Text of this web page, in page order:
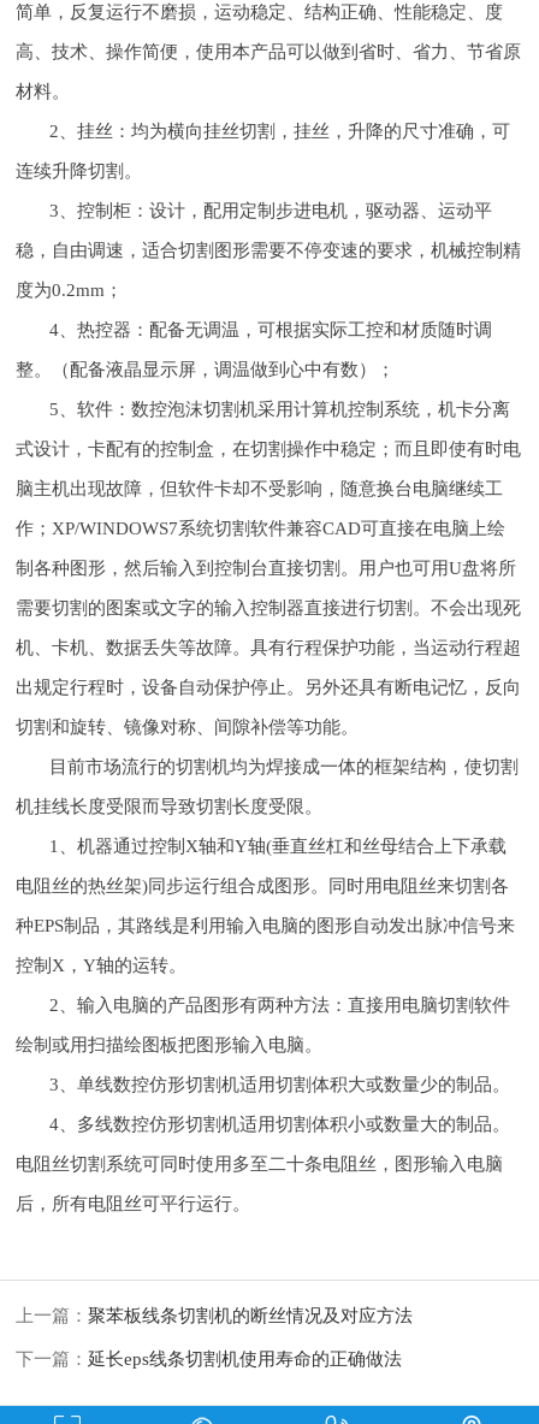
简单，反复运行不磨损，运动稳定、结构正确、性能稳定、度
高、技术、操作简便，使用本产品可以做到省时、省力、节省原
材料。
2、挂丝：均为横向挂丝切割，挂丝，升降的尺寸准确，可
连续升降切割。
3、控制柜：设计，配用定制步进电机，驱动器、运动平
稳，自由调速，适合切割图形需要不停变速的要求，机械控制精
度为0.2mm；
4、热控器：配备无调温，可根据实际工控和材质随时调
整。（配备液晶显示屏，调温做到心中有数）；
5、软件：数控泡沫切割机采用计算机控制系统，机卡分离
式设计，卡配有的控制盒，在切割操作中稳定；而且即使有时电
脑主机出现故障，但软件卡却不受影响，随意换台电脑继续工
作；XP/WINDOWS7系统切割软件兼容CAD可直接在电脑上绘
制各种图形，然后输入到控制台直接切割。用户也可用U盘将所
需要切割的图案或文字的输入控制器直接进行切割。不会出现死
机、卡机、数据丢失等故障。具有行程保护功能，当运动行程超
出规定行程时，设备自动保护停止。另外还具有断电记忆，反向
切割和旋转、镜像对称、间隙补偿等功能。
目前市场流行的切割机均为焊接成一体的框架结构，使切割
机挂线长度受限而导致切割长度受限。
1、机器通过控制X轴和Y轴(垂直丝杠和丝母结合上下承载
电阻丝的热丝架)同步运行组合成图形。同时用电阻丝来切割各
种EPS制品，其路线是利用输入电脑的图形自动发出脉冲信号来
控制X，Y轴的运转。
2、输入电脑的产品图形有两种方法：直接用电脑切割软件
绘制或用扫描绘图板把图形输入电脑。
3、单线数控仿形切割机适用切割体积大或数量少的制品。
4、多线数控仿形切割机适用切割体积小或数量大的制品。
电阻丝切割系统可同时使用多至二十条电阻丝，图形输入电脑
后，所有电阻丝可平行运行。
上一篇：聚苯板线条切割机的断丝情况及对应方法
下一篇：延长eps线条切割机使用寿命的正确做法